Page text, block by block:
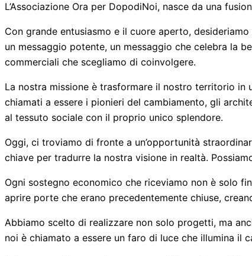
L’Associazione Ora per DopodiNoi, nasce da una
Con grande entusiasmo e il cuore aperto,
un messaggio potente, un messaggio che celebra la
commerciali che scegliamo di coinvolgere.
La nostra missione è trasformare il nostro territorio in
chiamati a essere i pionieri del cambiamento, gli
al tessuto sociale con il proprio unico splendore.
Oggi, ci troviamo di fronte a un’opportunità
chiave per tradurre la nostra visione in realtà.
Ogni sostegno economico che riceviamo non è solo
aprire porte che erano precedentemente chiuse,
Abbiamo scelto di realizzare non solo progetti, ma
noi è chiamato a essere un faro di luce che illumina il